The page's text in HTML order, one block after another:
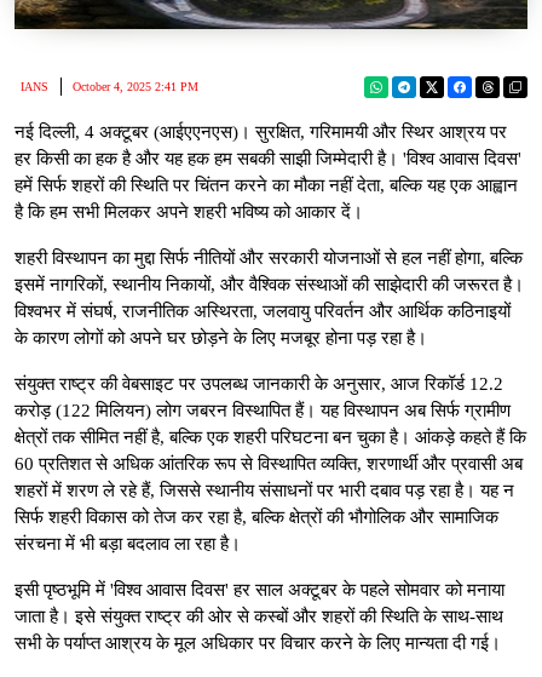
IANS October 4, 2025 2:41 PM
नई दिल्ली, 4 अक्टूबर (आईएएनएस)। सुरक्षित, गरिमामयी और स्थिर आश्रय पर
हर किसी का हक है और यह हक हम सबकी साझी जिम्मेदारी है। 'विश्व आवास दिवस'
हमें सिर्फ शहरों की स्थिति पर चिंतन करने का मौका नहीं देता, बल्कि यह एक आह्वान
है कि हम सभी मिलकर अपने शहरी भविष्य को आकार दें।
शहरी विस्थापन का मुद्दा सिर्फ नीतियों और सरकारी योजनाओं से हल नहीं होगा, बल्कि
इसमें नागरिकों, स्थानीय निकायों, और वैश्विक संस्थाओं की साझेदारी की जरूरत है।
विश्वभर में संघर्ष, राजनीतिक अस्थिरता, जलवायु परिवर्तन और आर्थिक कठिनाइयों
के कारण लोगों को अपने घर छोड़ने के लिए मजबूर होना पड़ रहा है।
संयुक्त राष्ट्र की वेबसाइट पर उपलब्ध जानकारी के अनुसार, आज रिकॉर्ड 12.2
करोड़ (122 मिलियन) लोग जबरन विस्थापित हैं। यह विस्थापन अब सिर्फ ग्रामीण
क्षेत्रों तक सीमित नहीं है, बल्कि एक शहरी परिघटना बन चुका है। आंकड़े कहते हैं कि
60 प्रतिशत से अधिक आंतरिक रूप से विस्थापित व्यक्ति, शरणार्थी और प्रवासी अब
शहरों में शरण ले रहे हैं, जिससे स्थानीय संसाधनों पर भारी दबाव पड़ रहा है। यह न
सिर्फ शहरी विकास को तेज कर रहा है, बल्कि क्षेत्रों की भौगोलिक और सामाजिक
संरचना में भी बड़ा बदलाव ला रहा है।
इसी पृष्ठभूमि में 'विश्व आवास दिवस' हर साल अक्टूबर के पहले सोमवार को मनाया
जाता है। इसे संयुक्त राष्ट्र की ओर से कस्बों और शहरों की स्थिति के साथ-साथ
सभी के पर्याप्त आश्रय के मूल अधिकार पर विचार करने के लिए मान्यता दी गई।